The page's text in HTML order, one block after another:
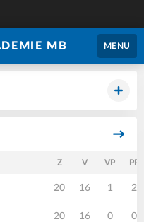
MB MENU
Z V VP PP
20 16 1 2
20 16 0 0